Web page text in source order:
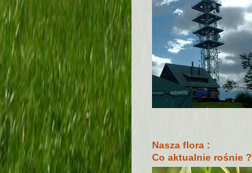
Nasza flora :
Co aktualnie rośnie ?